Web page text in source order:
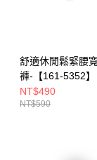
舒適休閒鬆緊腰
褲-【161-5352】
NT$490
NT$590